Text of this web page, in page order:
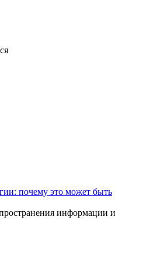
почему это может быть
информации и